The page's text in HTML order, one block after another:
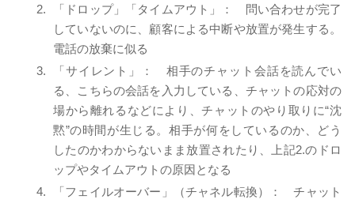
「ドロップ」「タイムアウト」： 問い合わせが完了
していないのに、顧客による中断や放置が発生する。
電話の放棄に似る
「サイレント」： 相手のチャット会話を読んでい
る、こちらの会話を入力している、チャットの応対の
場から離れるなどにより、チャットのやり取りに“沈
黙”の時間が生じる。相手が何をしているのか、どう
したのかわからないまま放置されたり、上記2.のドロ
ップやタイムアウトの原因となる
「フェイルオーバー」（チャネル転換）： チャット